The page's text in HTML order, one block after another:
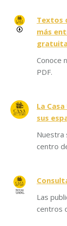
Textos
más
Conoce
PDF.
La
sus
Nuestra
centro
Las
centros